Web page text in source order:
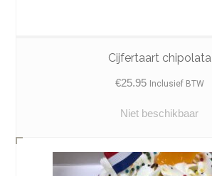
Cijfertaart chipolata
€25.95 Inclusief BTW
Niet beschikbaar